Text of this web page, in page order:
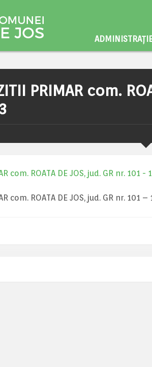
PRIMAR com.
com. ROATA DE JOS, jud. GR nr. 101 -
com. ROATA DE JOS, jud. GR nr. 101